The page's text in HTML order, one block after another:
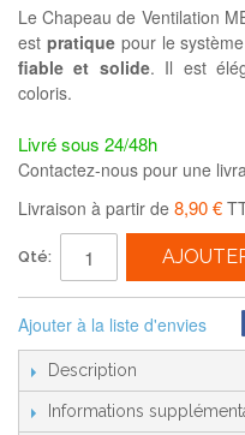
Le Chapeau de Ventilation
est pratiquepour le
fiable et solide. Il est
coloris.
Livré sous 24/48h
Contactez-nous pour une
Livraison à partir de 8,90 €
Qté:
Ajouter à la liste d'envies
Description
Informations